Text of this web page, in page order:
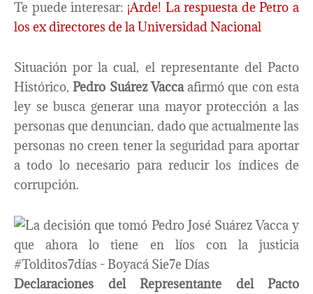
Te puede interesar: ¡Arde! La respuesta de Petro a
los ex directores de la Universidad Nacional
Situación por la cual, el representante del Pacto
Histórico,Pedro Suárez Vaccaafirmó que con esta
ley se busca generar una mayor protección a las
personas que denuncian, dado que actualmente las
personas no creen tener la seguridad para aportar
a todo lo necesario para reducir los índices de
corrupción.
Declaraciones del Representante del Pacto